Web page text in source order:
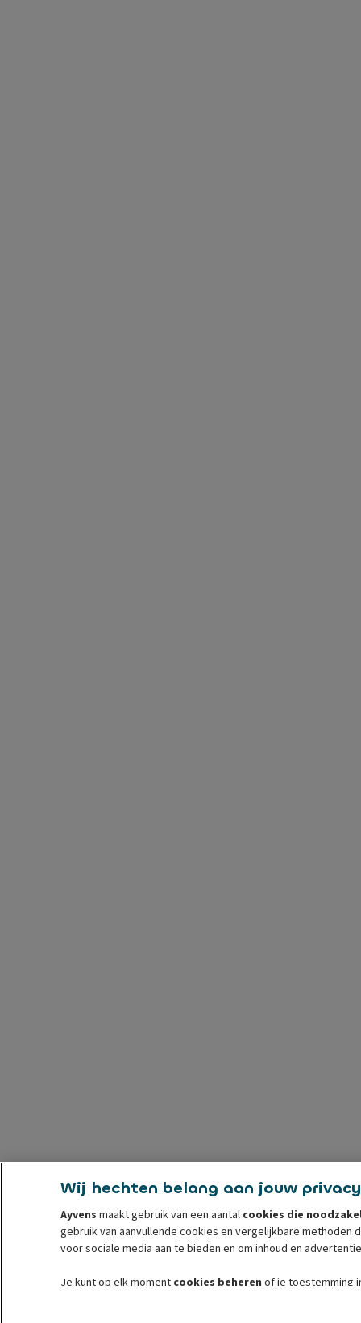
Wij hechten belang aan jouw privacy
Ayvens maakt gebruik van een aantal cookies die
gebruik van aanvullende cookies en vergelijkbare methoden
voor sociale media aan te bieden en om inhoud en
Je kunt op elk moment cookies beheren of je toestemming